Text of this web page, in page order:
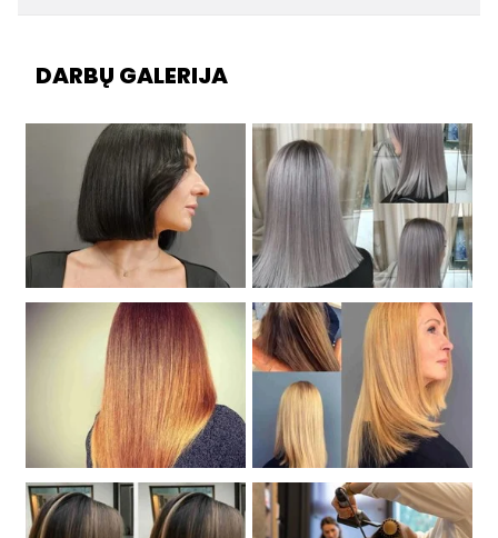
DARBŲ GALERIJA